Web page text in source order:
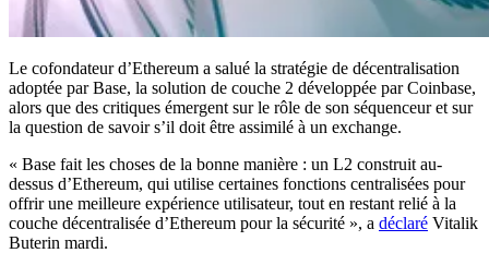
Le cofondateur d’Ethereum a salué la stratégie de décentralisation
adoptée par Base, la solution de couche 2 développée par Coinbase,
alors que des critiques émergent sur le rôle de son séquenceur et sur
la question de savoir s’il doit être assimilé à un exchange.
« Base fait les choses de la bonne manière : un L2 construit au-
dessus d’Ethereum, qui utilise certaines fonctions centralisées pour
offrir une meilleure expérience utilisateur, tout en restant relié à la
couche décentralisée d’Ethereum pour la sécurité », a déclaré Vitalik
Buterin mardi.